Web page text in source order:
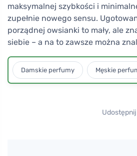
maksymalnej szybkości i
zupełnie nowego sensu.
porządnej owsianki to mały, ale
siebie – a na to zawsze można
Damskie perfumy Męskie
Udostępnij